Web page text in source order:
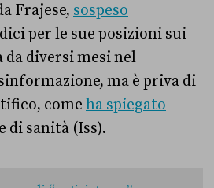
Frajese, sospeso
per le sue posizioni sui
diversi mesi nel
ma è priva di
come ha spiegato
di sanità (Iss).